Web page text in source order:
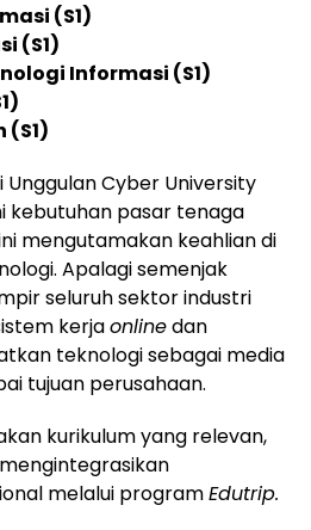
(S1)
(S1)
Informasi (S1)
(S1)
Unggulan Cyber University
kebutuhan pasar tenaga
mengutamakan keahlian di
Apalagi semenjak
seluruh sektor industri
kerjaonlinedan
teknologi sebagai media
tujuan perusahaan.
kurikulum yang relevan,
melalui programEdutrip.